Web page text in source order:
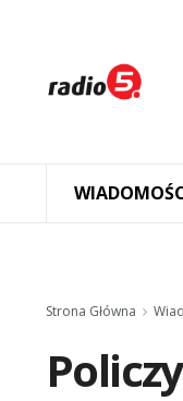
Strona Główna